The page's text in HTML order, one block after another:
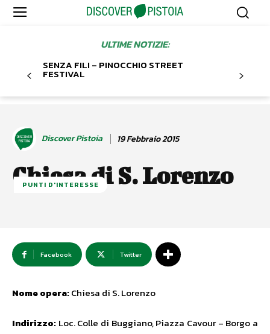
ULTIME NOTIZIE:
SENZA FILI – PINOCCHIO STREET
FESTIVAL
Discover Pistoia 19 Febbraio 2015
Chiesa di S. Lorenzo
PUNTI D'INTERESSE
Facebook Twitter
Nome opera:Chiesa di S. Lorenzo
Indirizzo: Loc. Colle di Buggiano,Piazza Cavour – Borgo a